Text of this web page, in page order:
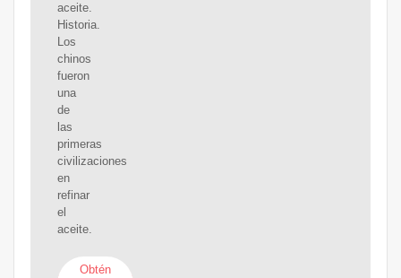
aceite.
Historia.
Los
chinos
fueron
una
de
las
primeras
civilizaciones
en
refinar
el
aceite.
Obtén